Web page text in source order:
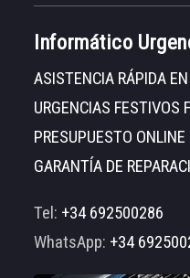
Informático
ASISTENCIA RÁPIDA
URGENCIAS FESTIVOS
PRESUPUESTO ONLINE
GARANTÍA DE
Tel: +34 692500286
WhatsApp: +34